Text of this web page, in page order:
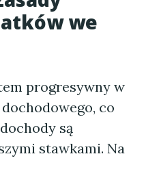
we
progresywny w
co
są
stawkami. Na